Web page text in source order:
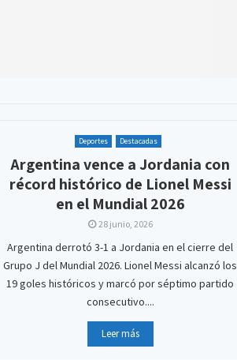
Deportes Destacadas
Argentina vence a Jordania con
récord histórico de Lionel Messi
en el Mundial 2026
28 junio, 2026
Argentina derrotó 3-1 a Jordania en el cierre del
Grupo J del Mundial 2026. Lionel Messi alcanzó los
19 goles históricos y marcó por séptimo partido
consecutivo....
Leer más